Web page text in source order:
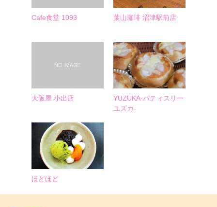
Cafe食堂 1093 葉山珈琲 沼津駅前店
大阪屋 小出店
YUZUKA-パティスリー
ユズカ-
ほどほど